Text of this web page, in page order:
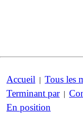
Accueil | Tous les
Terminant par|
En position